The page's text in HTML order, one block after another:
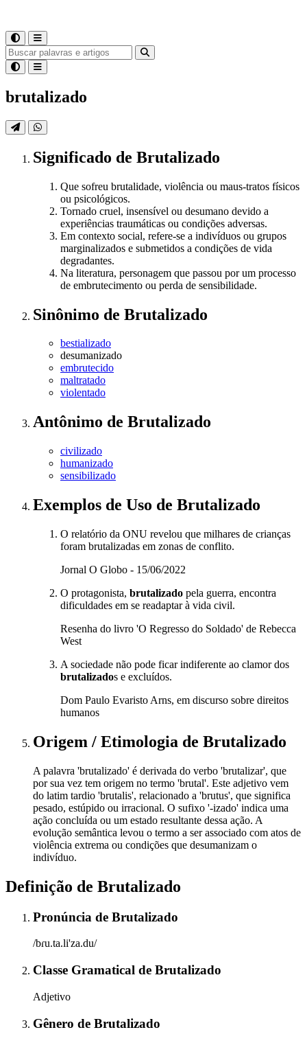
brutalizado
Significado de Brutalizado
Que sofreu brutalidade, violência ou maus-tratos físicos
ou psicológicos.
Tornado cruel, insensível ou desumano devido a
experiências traumáticas ou condições adversas.
Em contexto social, refere-se a indivíduos ou grupos
marginalizados e submetidos a condições de vida
degradantes.
Na literatura, personagem que passou por um processo
de embrutecimento ou perda de sensibilidade.
Sinônimo de Brutalizado
bestializado
desumanizado
embrutecido
maltratado
violentado
Antônimo de Brutalizado
civilizado
humanizado
sensibilizado
Exemplos de Uso de Brutalizado
O relatório da ONU revelou que milhares de crianças
foram brutalizadas em zonas de conflito.
Jornal O Globo - 15/06/2022
O protagonista, brutalizado pela guerra, encontra
dificuldades em se readaptar à vida civil.
Resenha do livro 'O Regresso do Soldado' de Rebecca
West
A sociedade não pode ficar indiferente ao clamor dos
brutalizados e excluídos.
Dom Paulo Evaristo Arns, em discurso sobre direitos
humanos
Origem / Etimologia de Brutalizado
A palavra 'brutalizado' é derivada do verbo 'brutalizar', que
por sua vez tem origem no termo 'brutal'. Este adjetivo vem
do latim tardio 'brutalis', relacionado a 'brutus', que significa
pesado, estúpido ou irracional. O sufixo '-izado' indica uma
ação concluída ou um estado resultante dessa ação. A
evolução semântica levou o termo a ser associado com atos de
violência extrema ou condições que desumanizam o
indivíduo.
Definição de Brutalizado
Pronúncia de Brutalizado
/bɾu.ta.li'za.du/
Classe Gramatical de Brutalizado
Adjetivo
Gênero de Brutalizado